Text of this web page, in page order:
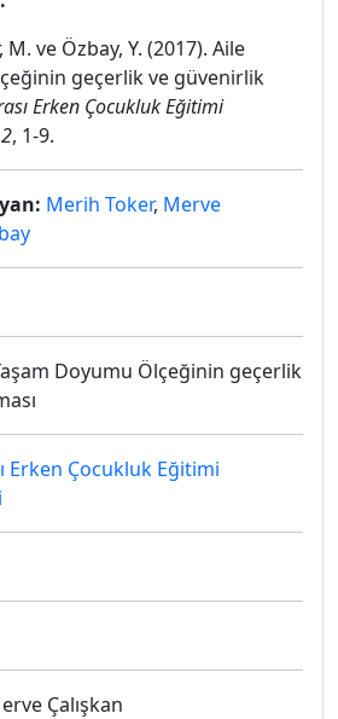
M. ve Özbay, Y. (2017). Aile
geçerlik ve güvenirlik
Erken Çocukluk Eğitimi
2, 1-9.
Merih Toker, Merve
Doyumu Ölçeğinin geçerlik
Erken Çocukluk Eğitimi
Çalışkan